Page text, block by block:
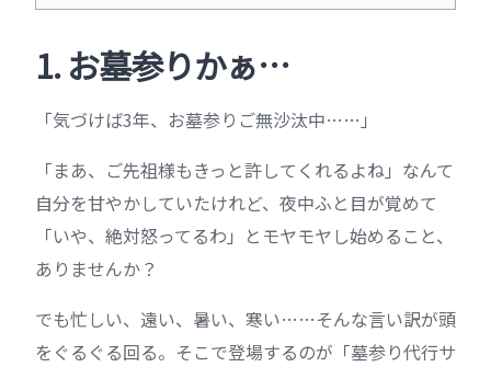
1. お墓参りかぁ…
「気づけば3年、お墓参りご無沙汰中……」
「まあ、ご先祖様もきっと許してくれるよね」なんて
自分を甘やかしていたけれど、夜中ふと目が覚めて
「いや、絶対怒ってるわ」とモヤモヤし始めること、
ありませんか？
でも忙しい、遠い、暑い、寒い……そんな言い訳が頭
をぐるぐる回る。そこで登場するのが「墓参り代行サ